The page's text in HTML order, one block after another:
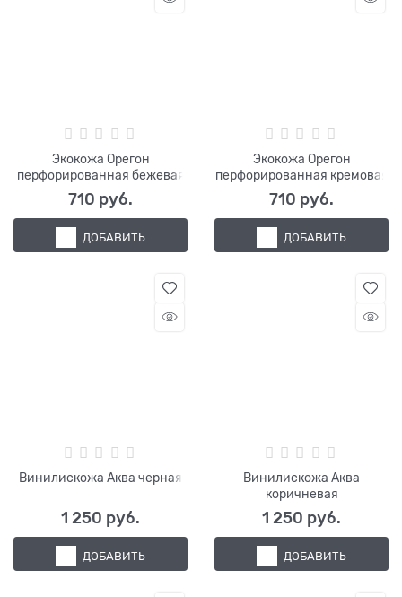
Экокожа Орегон
перфорированная бежевая
710 руб.
ДОБАВИТЬ
Экокожа Орегон
перфорированная кремовая
710 руб.
ДОБАВИТЬ
Винилискожа Аква черная
1 250 руб.
ДОБАВИТЬ
Винилискожа Аква
коричневая
1 250 руб.
ДОБАВИТЬ